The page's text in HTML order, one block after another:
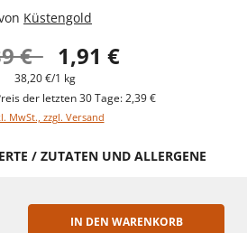
Küstengold
€ 1,91 €
38,20 €/1 kg
der letzten 30 Tage: 2,39 €
MwSt., zzgl. Versand
/ ZUTATEN UND ALLERGENE
IN DEN WARENKORB